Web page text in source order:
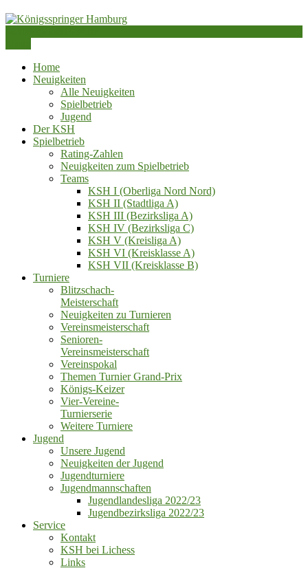
Skip
to
content
Königsspringer Hamburg
Home
Neuigkeiten
Alle Neuigkeiten
Spielbetrieb
Jugend
Der KSH
Spielbetrieb
Rating-Zahlen
Neuigkeiten zum Spielbetrieb
Teams
KSH I (Oberliga Nord Nord)
KSH II (Stadtliga A)
KSH III (Bezirksliga A)
KSH IV (Bezirksliga C)
KSH V (Kreisliga A)
KSH VI (Kreisklasse A)
KSH VII (Kreisklasse B)
Turniere
Blitzschach‑
Meisterschaft
Neuigkeiten zu Turnieren
Vereinsmeisterschaft
Senioren‑
Vereinsmeisterschaft
Vereinspokal
Themen Turnier Grand‑Prix
Königs‑Keizer
Vier‑Vereine‑
Turnierserie
Weitere Turniere
Jugend
Unsere Jugend
Neuigkeiten der Jugend
Jugendturniere
Jugendmannschaften
Jugendlandesliga 2022/23
Jugendbezirksliga 2022/23
Service
Kontakt
KSH bei Lichess
Links